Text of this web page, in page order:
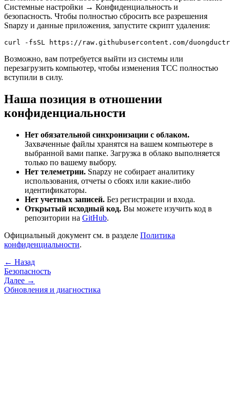
Системные настройки → Конфиденциальность и
безопасность. Чтобы полностью сбросить все разрешения
Snapzy и данные приложения, запустите скрипт удаления:
Возможно, вам потребуется выйти из системы или
перезагрузить компьютер, чтобы изменения TCC полностью
вступили в силу.
Наша позиция в отношении
конфиденциальности
Нет обязательной синхронизации с облаком.
Захваченные файлы хранятся на вашем компьютере в
выбранной вами папке. Загрузка в облако выполняется
только по вашему выбору.
Нет телеметрии. Snapzy не собирает аналитику
использования, отчеты о сбоях или какие-либо
идентификаторы.
Нет учетных записей. Без регистрации и входа.
Открытый исходный код. Вы можете изучить код в
репозитории на GitHub.
Официальный документ см. в разделе Политика
конфиденциальности.
← Назад
Безопасность
Далее →
Обновления и диагностика